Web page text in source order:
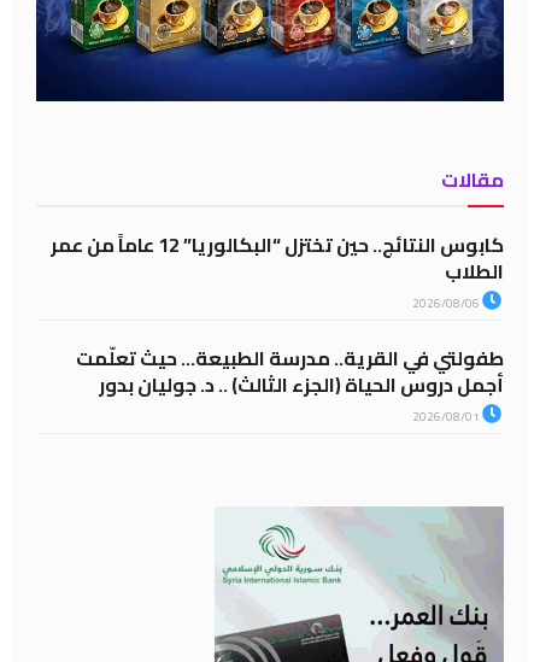
مقالات
كابوس النتائج.. حين تختزل “البكالوريا” 12 عاماً من عمر
الطلاب
طفولتي في القرية.. مدرسة الطبيعة… حيث تعلّمت
أجمل دروس الحياة (الجزء الثالث) .. د. جوليان بدور